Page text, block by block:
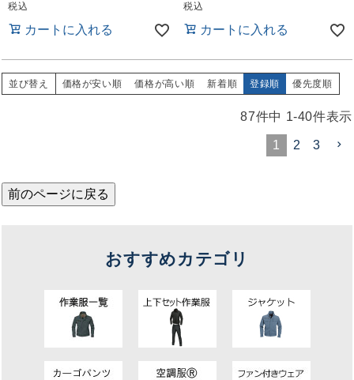
税込
カートに入れる
税込
カートに入れる
並び替え 価格が安い順 価格が高い順 新着順 登録順 優先度順
87件中 1-40件表示
1 2 3
前のページに戻る
おすすめカテゴリ